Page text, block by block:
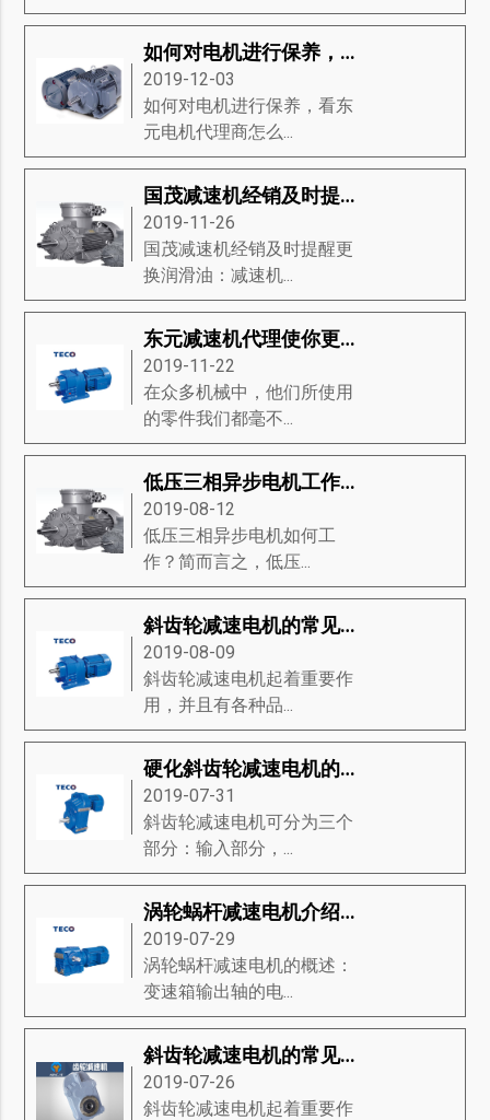
如何对电机进行保养，看东元电机代理商怎么说
2019-12-03
如何对电机进行保养，看东
元电机代理商怎么...
国茂减速机经销及时提醒更换润滑油
2019-11-26
国茂减速机经销及时提醒更
换润滑油：减速机...
东元减速机代理使你更了解东元减速机
2019-11-22
在众多机械中，他们所使用
的零件我们都毫不...
低压三相异步电机工作原理-低压三相异步电机磁场的产生、方向和滑动等知识详解
2019-08-12
低压三相异步电机如何工
作？简而言之，低压...
斜齿轮减速电机的常见问题是什么？
2019-08-09
斜齿轮减速电机起着重要作
用，并且有各种品...
硬化斜齿轮减速电机的传动与特点
2019-07-31
斜齿轮减速电机可分为三个
部分：输入部分，...
涡轮蜗杆减速电机介绍-涡轮蜗杆减速电机的特征、产品规格、接线方法等知识详解
2019-07-29
涡轮蜗杆减速电机的概述：
变速箱输出轴的电...
斜齿轮减速电机的常见问题是什么？
2019-07-26
斜齿轮减速电机起着重要作